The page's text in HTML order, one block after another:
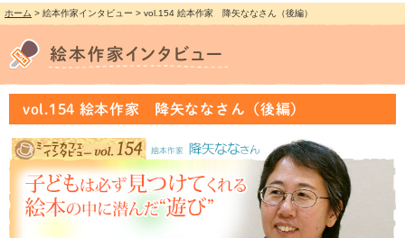
ホーム > 絵本作家インタビュー > vol.154 絵本作家 降矢ななさん（後編）
vol.154 絵本作家 降矢ななさん（後編）